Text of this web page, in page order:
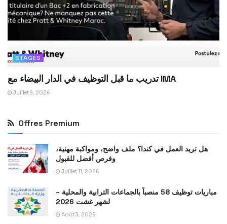
STAGES
تدريب ما قبل التوظيف في الدار البيضاء مع IMA
Juillet 9, 2026
Offres Premium
هل تريد العمل في كندا؟ ملف واضح، ومواكبة مهنية،
وفرص أفضل للقبول
Juillet 11, 2026
مباريات توظيف 58 منصباً بالجماعات الترابية والمحلية –
لشهر غشت 2026
Août 3, 2026